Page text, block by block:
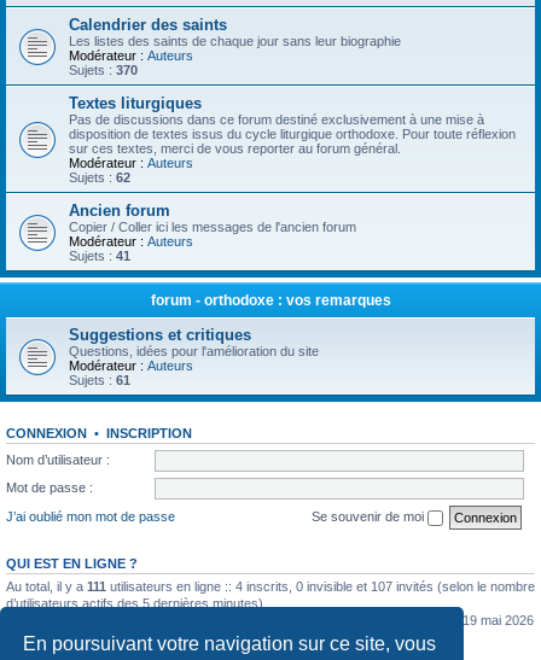
En poursuivant votre navigation sur ce site, vous
Calendrier des saints
Les listes des saints de chaque jour sans leur biographie
Modérateur : Auteurs
Sujets : 370
Textes liturgiques
Pas de discussions dans ce forum destiné exclusivement à une mise à
disposition de textes issus du cycle liturgique orthodoxe. Pour toute réflexion
sur ces textes, merci de vous reporter au forum général.
Modérateur : Auteurs
Sujets : 62
Ancien forum
Copier / Coller ici les messages de l'ancien forum
Modérateur : Auteurs
Sujets : 41
forum - orthodoxe : vos remarques
Suggestions et critiques
Questions, idées pour l'amélioration du site
Modérateur : Auteurs
Sujets : 61
CONNEXION • INSCRIPTION
Nom d’utilisateur :
Mot de passe :
J’ai oublié mon mot de passe
Se souvenir de moi
QUI EST EN LIGNE ?
Au total, il y a 111 utilisateurs en ligne :: 4 inscrits, 0 invisible et 107 invités (selon le nombre
d’utilisateurs actifs des 5 dernières minutes)
le mar. 19 mai 2026
0:07